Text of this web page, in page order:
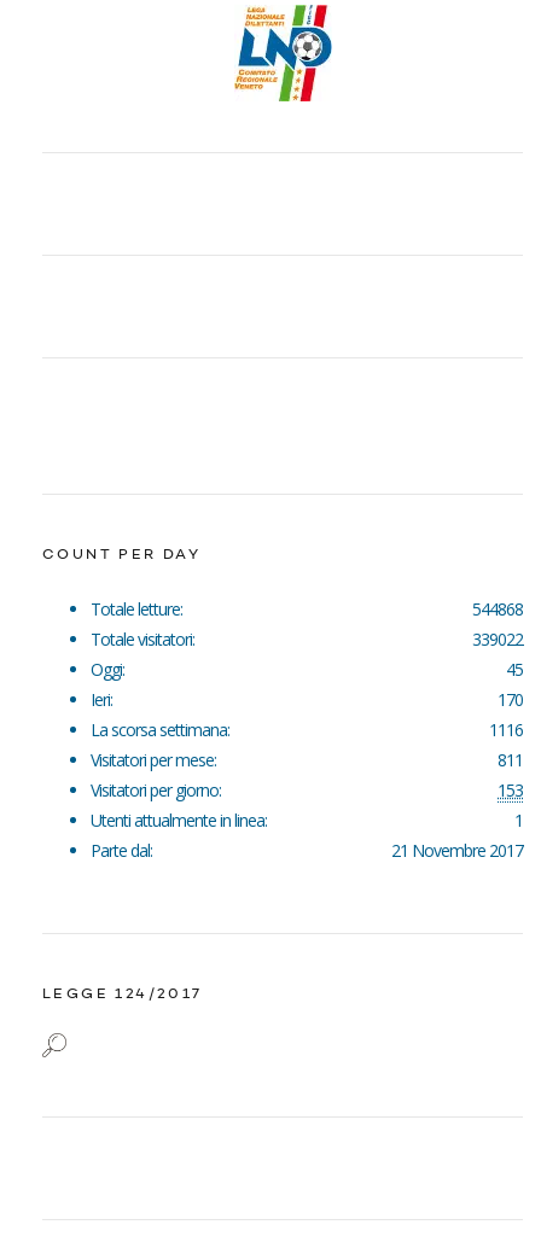
COUNT PER DAY
544868
Totale letture:
339022
Totale visitatori:
45
Oggi:
170
Ieri:
1116
La scorsa settimana:
811
Visitatori per mese:
153
Visitatori per giorno:
1
Utenti attualmente in linea:
21 Novembre 2017
Parte dal:
LEGGE 124/2017